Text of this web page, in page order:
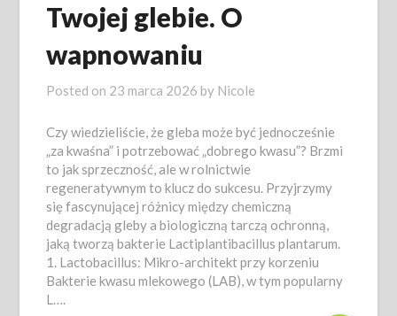
Twojej glebie. O
wapnowaniu
Posted on 23 marca 2026 by Nicole
Czy wiedzieliście, że gleba może być jednocześnie
„za kwaśna” i potrzebować „dobrego kwasu”? Brzmi
to jak sprzeczność, ale w rolnictwie
regeneratywnym to klucz do sukcesu. Przyjrzymy
się fascynującej różnicy między chemiczną
degradacją gleby a biologiczną tarczą ochronną,
jaką tworzą bakterie Lactiplantibacillus plantarum.
1. Lactobacillus: Mikro-architekt przy korzeniu
Bakterie kwasu mlekowego (LAB), w tym popularny
L….